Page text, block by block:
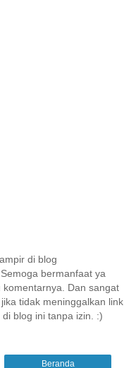
di blog
bermanfaat ya
Dan sangat
tidak meninggalkan link
blog ini tanpa izin. :)
Beranda